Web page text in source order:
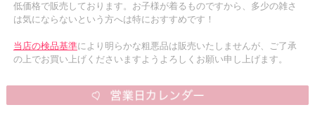
低価格で販売しております。お子様が着るものですから、多少の雑さ
は気にならないという方へは特におすすめです！
当店の検品基準により明らかな粗悪品は販売いたしませんが、ご了承
の上でお買い上げくださいますようよろしくお願い申し上げます。